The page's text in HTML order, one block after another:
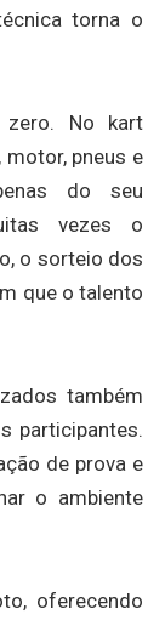
torna o
zero. No kart
pneus e
do seu
vezes o
o sorteio dos
que o talento
também
participantes.
de prova e
o ambiente
oferecendo